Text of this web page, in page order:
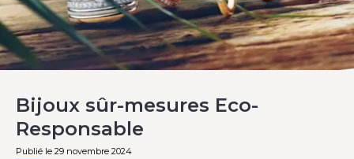
Bijoux sûr-mesures Eco-
Responsable
Publié le 29 novembre 2024